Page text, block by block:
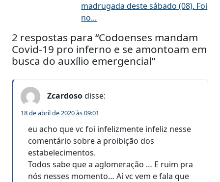
madrugada deste sábado (08). Foi
no...
2 respostas para “Codoenses mandam
Covid-19 pro inferno e se amontoam em
busca do auxílio emergencial”
Zcardosodisse:
18 de abril de 2020 às 09:01
eu acho que vc foi infelizmente infeliz nesse
comentário sobre a proibição dos
estabelecimentos.
Todos sabe que a aglomeração … E ruim pra
nós nesses momento… Aí vc vem e fala que